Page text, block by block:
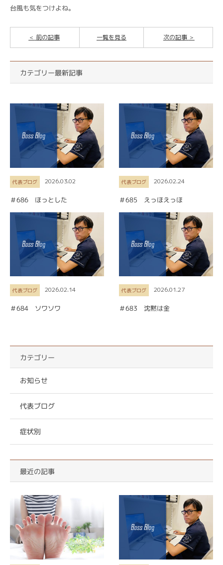
台風も気をつけよね。
前の記事 次の記事
一覧を見る
カテゴリー最新記事
代表ブログ 2026.03.02
＃686 ほっとした
代表ブログ 2026.02.24
＃685 えっほえっほ
代表ブログ 2026.02.14
＃684 ソワソワ
代表ブログ 2026.01.27
＃683 沈黙は金
カテゴリー
お知らせ
代表ブログ
症状別
最近の記事